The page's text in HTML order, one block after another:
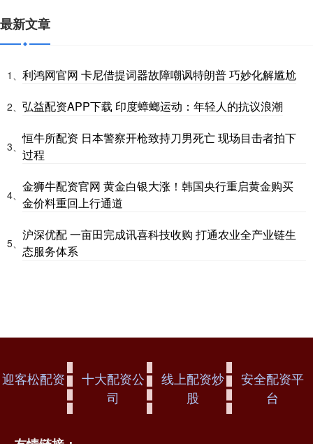
最新文章
1、 利鸿网官网 卡尼借提词器故障嘲讽特朗普 巧妙化解尴尬
2、 弘益配资APP下载 印度蟑螂运动：年轻人的抗议浪潮
3、
恒牛所配资 日本警察开枪致持刀男死亡 现场目击者拍下
过程
4、
金狮牛配资官网 黄金白银大涨！韩国央行重启黄金购买
金价料重回上行通道
5、
沪深优配 一亩田完成讯喜科技收购 打通农业全产业链生
态服务体系
迎客松配资
十大配资公
司
线上配资炒
股
安全配资平
台